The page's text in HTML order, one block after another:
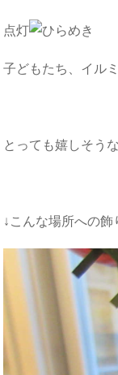
点灯
子どもたち、イル
とっても嬉しそう
↓こんな場所への飾